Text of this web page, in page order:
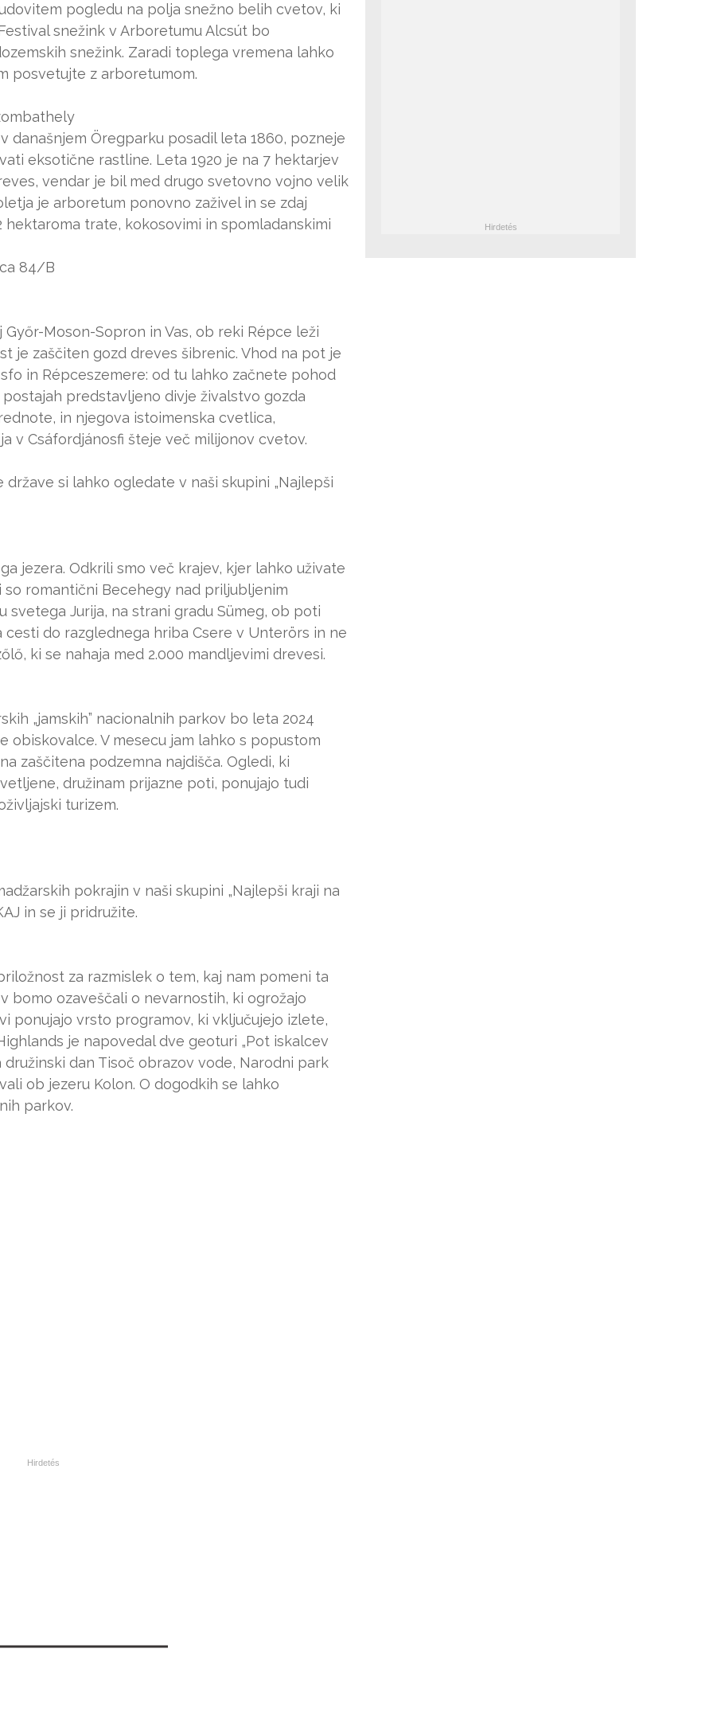
pogledu na polja snežno belih cvetov, ki
snežink v Arboretumu Alcsút bo
snežink. Zaradi toplega vremena lahko
posvetujte z arboretumom.
današnjem Öregparku posadil leta 1860, pozneje
eksotične rastline. Leta 1920 je na 7 hektarjev
vendar je bil med drugo svetovno vojno velik
je arboretum ponovno zaživel in se zdaj
hektaroma trate, kokosovimi in spomladanskimi
84/B
Moson-Sopron in Vas, ob reki Répce leži
je zaščiten gozd dreves šibrenic. Vhod na pot je
in Répceszemere: od tu lahko začnete pohod
predstavljeno divje živalstvo gozda
in njegova istoimenska cvetlica,
v Csáfordjánosfi šteje več milijonov cvetov.
si lahko ogledate v naši skupini „Najlepši
jezera. Odkrili smo več krajev, kjer lahko uživate
romantični Becehegy nad priljubljenim
Jurija, na strani gradu Sümeg, ob poti
cesti do razglednega hriba Csere v Unterörs in ne
ki se nahaja med 2.000 mandljevimi drevesi.
„jamskih” nacionalnih parkov bo leta 2024
V mesecu jam lahko s popustom
zaščitena podzemna najdišča. Ogledi, ki
družinam prijazne poti, ponujajo tudi
turizem.
pokrajin v naši skupini „Najlepši kraji na
in se ji pridružite.
za razmislek o tem, kaj nam pomeni ta
bomo ozaveščali o nevarnostih, ki ogrožajo
ponujajo vrsto programov, ki vključujejo izlete,
je napovedal dve geoturi „Pot iskalcev
dan Tisoč obrazov vode, Narodni park
ob jezeru Kolon. O dogodkih se lahko
parkov.